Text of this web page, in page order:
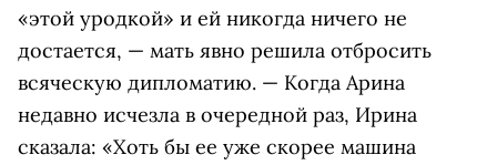
«этой уродкой» и ей никогда ничего не
достается, — мать явно решила отбросить
всяческую дипломатию. — Когда Арина
недавно исчезла в очередной раз, Ирина
сказала: «Хоть бы ее уже скорее машина